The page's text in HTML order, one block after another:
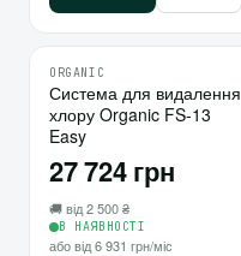
10
ORGANIC
Система для видалення
хлору Organic FS-13
Easy
27 724 грн
🚚 від 2 500 ₴
В НАЯВНОСТІ
або від 6 931 грн/міс